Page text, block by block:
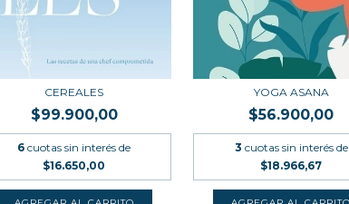
CEREALES
$99.900,00
6 cuotas sin interés de
$16.650,00
YOGA ASANA
$56.900,00
3 cuotas sin interés de
$18.966,67